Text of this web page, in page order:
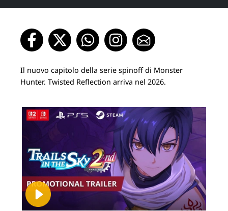
Il nuovo capitolo della serie spinoff di Monster
Hunter. Twisted Reflection arriva nel 2026.